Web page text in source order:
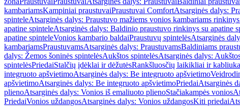
kambariamsKampiniai praustuvaiPraustuvai ComfortAtsarginės dalys:
spinteleAtsarginės dalys: Praustuvo mažiems vonios kambariams
apatine spinteleAtsarginės dalys: Baldinio praustuvo rinkinys su apatine
apatine spinteleVonios kambario baldaiPraustuvų spintelėsAtsarginės
kambariamsPraustuvamsAtsarginės dalys: PraustuvamsBaldiniams
dalys: Žemos šoninės spintelėsAukštos spintelėsAtsarginės dalys:
spintelėsPriedaiStalčių įdėklai ir dėžutėsRankšluosčių laikikliai ir
integruoto apšvietimoAtsarginės dalys: Be integruoto apšvietimo
apšvietimoAtsarginės dalys: Be integruoto apšvietimoPriedaiAtsarginės
plienoAtsarginės dalys: Vonios iš emaliuoto plienoStačiakampės vonios
PriedaiVonios uždangosAtsarginės dalys: Vonios uždangosKiti priedai